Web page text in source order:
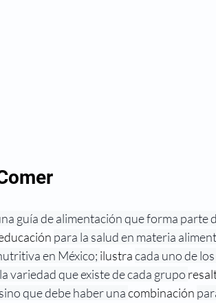
guía de alimentación que forma parte
para la salud en materia
en México; ilustra cada uno de
variedad que existe de cada grupo
que debe haber una combinación